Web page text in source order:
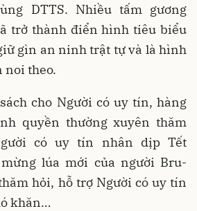
DTTS. Nhiều tấm gương
trở thành điển hình tiêu biểu
gìn an ninh trật tự và là hình
noi theo.
cho Người có uy tín, hàng
quyền thường xuyên thăm
có uy tín nhân dịp Tết
lúa mới của người Bru-
hỏi, hỗ trợ Người có uy tín
khăn…